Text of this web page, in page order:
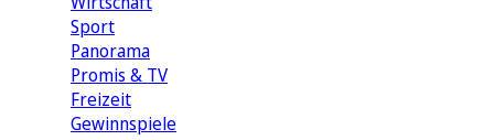
Sport
Panorama
Promis & TV
Freizeit
Gewinnspiele